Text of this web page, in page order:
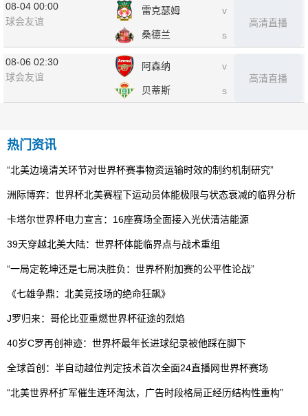
08-04 00:00
球会友谊
雷克瑟姆
桑德兰
v
s
高清直播
08-06 02:30
球会友谊
阿森纳
贝蒂斯
v
s
高清直播
热门资讯
“北美边境清关环节对世界杯赛事物资运输时效的制约机制研究”
洲际博弈：世界杯北美赛程下运动员体能极限与状态衰减的临界分析
卡塔尔世界杯电力宣言：16座赛场全面接入光伏清洁能源
39天穿越北美大陆：世界杯体能临界点与战术重组
“一局定乾坤还是七局决胜负：世界杯附加赛的公平性论战”
《七雄争鼎：北美竞技场的绝命狂飙》
J罗归来：哥伦比亚重燃世界杯征途的烈焰
40岁C罗再创神迹：世界杯最年长进球纪录被他踩在脚下
全球首创：半自动越位判定技术首次全面24直播网世界杯赛场
“北美世界杯扩军催生连环淘汰，广告时段格局正经历结构性重构”